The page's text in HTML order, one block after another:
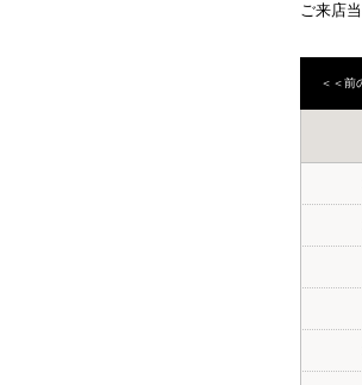
ご来店
＜＜前